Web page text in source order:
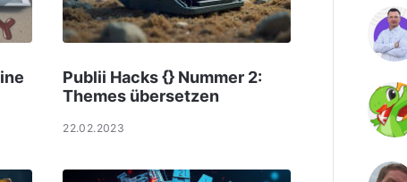
Publii Hacks {} Nummer 2:
Themes übersetzen
22.02.2023